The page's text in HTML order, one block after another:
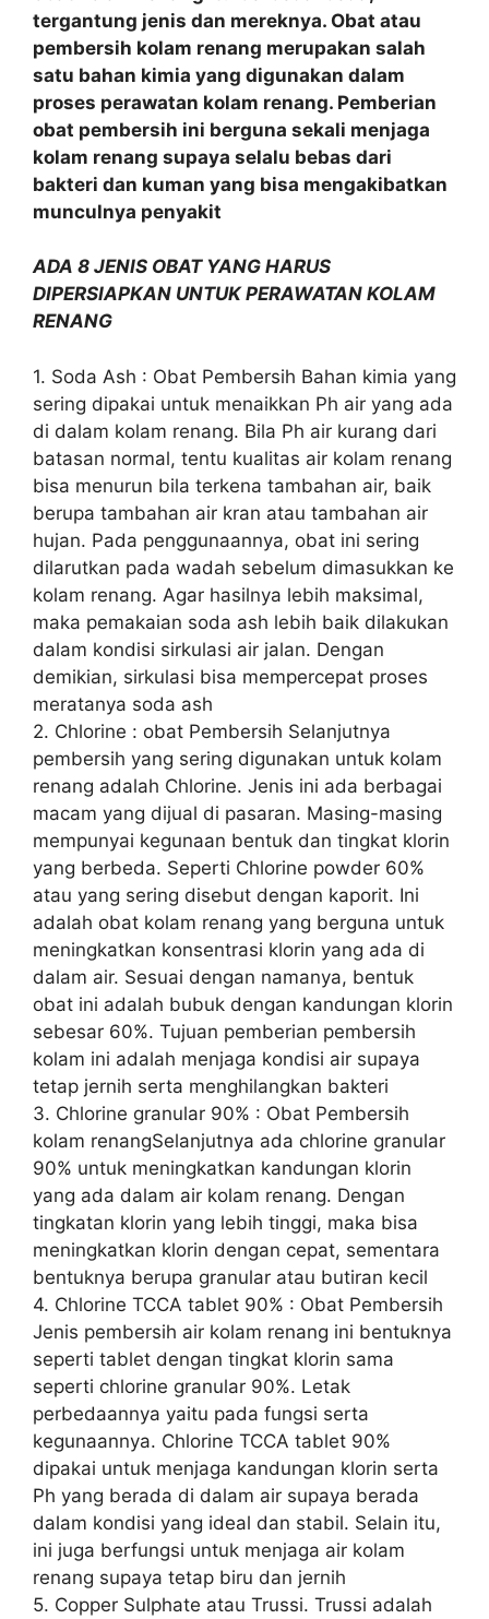
tergantung jenis dan mereknya. Obat atau
pembersih kolam renang merupakan salah
satu bahan kimia yang digunakan dalam
proses perawatan kolam renang. Pemberian
obat pembersih ini berguna sekali menjaga
kolam renang supaya selalu bebas dari
bakteri dan kuman yang bisa mengakibatkan
munculnya penyakit
ADA 8 JENIS OBAT YANG HARUS
DIPERSIAPKAN UNTUK PERAWATAN KOLAM
RENANG
1. Soda Ash : Obat Pembersih Bahan kimia yang
sering dipakai untuk menaikkan Ph air yang ada
di dalam kolam renang. Bila Ph air kurang dari
batasan normal, tentu kualitas air kolam renang
bisa menurun bila terkena tambahan air, baik
berupa tambahan air kran atau tambahan air
hujan. Pada penggunaannya, obat ini sering
dilarutkan pada wadah sebelum dimasukkan ke
kolam renang. Agar hasilnya lebih maksimal,
maka pemakaian soda ash lebih baik dilakukan
dalam kondisi sirkulasi air jalan. Dengan
demikian, sirkulasi bisa mempercepat proses
meratanya soda ash
2. Chlorine : obat Pembersih Selanjutnya
pembersih yang sering digunakan untuk kolam
renang adalah Chlorine. Jenis ini ada berbagai
macam yang dijual di pasaran. Masing-masing
mempunyai kegunaan bentuk dan tingkat klorin
yang berbeda. Seperti Chlorine powder 60%
atau yang sering disebut dengan kaporit. Ini
adalah obat kolam renang yang berguna untuk
meningkatkan konsentrasi klorin yang ada di
dalam air. Sesuai dengan namanya, bentuk
obat ini adalah bubuk dengan kandungan klorin
sebesar 60%. Tujuan pemberian pembersih
kolam ini adalah menjaga kondisi air supaya
tetap jernih serta menghilangkan bakteri
3. Chlorine granular 90% : Obat Pembersih
kolam renangSelanjutnya ada chlorine granular
90% untuk meningkatkan kandungan klorin
yang ada dalam air kolam renang. Dengan
tingkatan klorin yang lebih tinggi, maka bisa
meningkatkan klorin dengan cepat, sementara
bentuknya berupa granular atau butiran kecil
4. Chlorine TCCA tablet 90% : Obat Pembersih
Jenis pembersih air kolam renang ini bentuknya
seperti tablet dengan tingkat klorin sama
seperti chlorine granular 90%. Letak
perbedaannya yaitu pada fungsi serta
kegunaannya. Chlorine TCCA tablet 90%
dipakai untuk menjaga kandungan klorin serta
Ph yang berada di dalam air supaya berada
dalam kondisi yang ideal dan stabil. Selain itu,
ini juga berfungsi untuk menjaga air kolam
renang supaya tetap biru dan jernih
5. Copper Sulphate atau Trussi. Trussi adalah